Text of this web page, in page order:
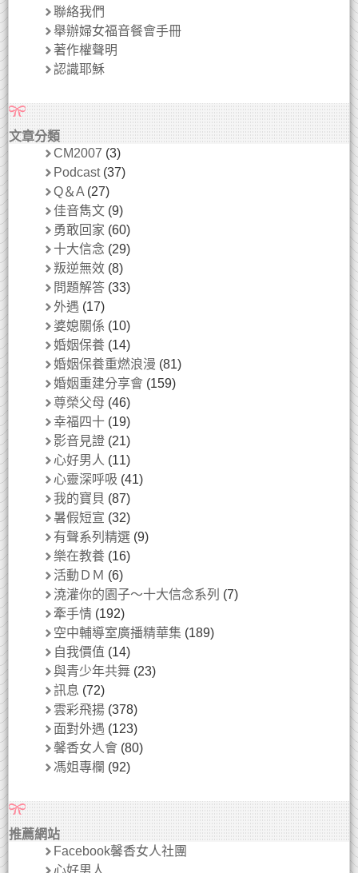
聯絡我們
舉辦婦女福音餐會手冊
著作權聲明
認識耶穌
文章分類
CM2007 (3)
Podcast(37)
Q＆A (27)
佳音雋文 (9)
勇敢回家 (60)
十大信念 (29)
叛逆無效 (8)
問題解答 (33)
外遇 (17)
婆媳關係 (10)
婚姻保養 (14)
婚姻保養重燃浪漫 (81)
婚姻重建分享會 (159)
尊榮父母 (46)
幸福四十 (19)
影音見證 (21)
心好男人 (11)
心靈深呼吸 (41)
我的寶貝 (87)
暑假短宣 (32)
有聲系列精選 (9)
樂在教養 (16)
活動ＤＭ (6)
澆灌你的園子～十大信念系列 (7)
牽手情 (192)
空中輔導室廣播精華集 (189)
自我價值 (14)
與青少年共舞 (23)
訊息 (72)
雲彩飛揚 (378)
面對外遇 (123)
馨香女人會 (80)
馮姐專欄 (92)
推薦網站
Facebook馨香女人社團
心好男人